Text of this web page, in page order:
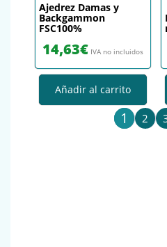
Ajedrez Damas y
Backgammon
FSC100%
14,63€ IVA no incluidos
Añadir al carrito
1 2